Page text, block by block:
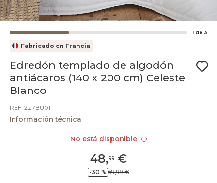
1 de 3
Fabricado en Francia
Edredón templado de algodón
antiácaros (140 x 200 cm) Celeste
Blanco
REF. 2Z7BU01
Información técnica
48,99 €
-30 % 69,99 €